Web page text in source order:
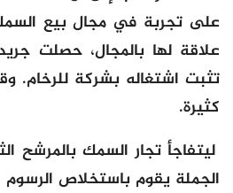
على تجربة في مجال بيع
علاقة لها بالمجال، حصلت
تثبت اشتغاله بشركة للرخام.
كثيرة.
ليتفاجأ تجار السمك بالمرشح
الجملة يقوم باستخلاص